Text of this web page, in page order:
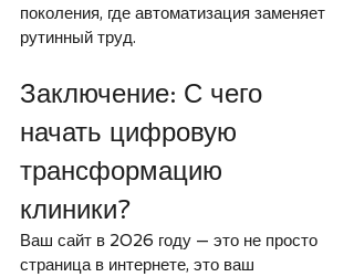
поколения, где автоматизация заменяет
рутинный труд.
Заключение: С чего
начать цифровую
трансформацию
клиники?
Ваш сайт в 2026 году — это не просто
страница в интернете, это ваш